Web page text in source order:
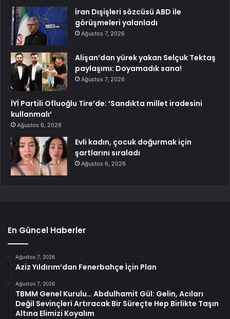
İran Dışişleri sözcüsü ABD ile
görüşmeleri yalanladı
Ağustos 7, 2026
Alişan’dan yürek yakan Selçuk Tektaş
paylaşımı: Doyamadık sana!
Ağustos 7, 2026
İYİ Partili Ofluoğlu Tire’de: ‘Sandıkta millet iradesini
kullanmalı’
Ağustos 6, 2026
Evli kadın, çocuk doğurmak için
şartlarını sıraladı
Ağustos 6, 2026
En Güncel Haberler
Ağustos 7, 2026
Aziz Yıldırım’dan Fenerbahçe İçin Plan
Ağustos 7, 2026
TBMM Genel Kurulu… Abdulhamit Gül: Gelin, Acıları
Değil Sevinçleri Artıracak Bir Süreçte Hep Birlikte Taşın
Altına Elimizi Koyalım